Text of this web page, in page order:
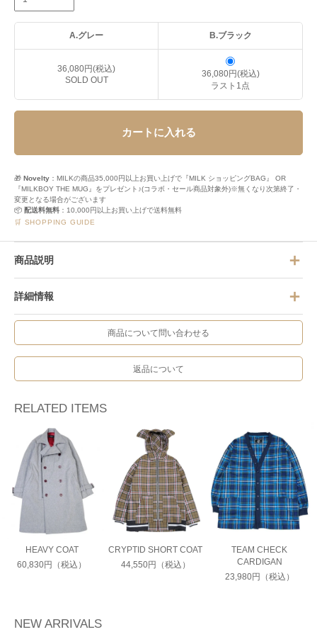
A.グレー B.ブラック
36,080円(税込)
SOLD OUT
36,080円(税込)
ラスト1点
カートに入れる
🎁 Novelty ：MILKの商品35,000円以上お買い上げで『MILK ショッピングBAG』 OR
『MILKBOY THE MUG』をプレゼント♪(コラボ・セール商品対象外)※無くなり次第終了・
変更となる場合がございます
📦 配送料無料 ：10,000円以上お買い上げで送料無料
🛒 SHOPPING GUIDE
商品説明
詳細情報
商品について問い合わせる
返品について
RELATED ITEMS
HEAVY COAT
60,830円（税込）
CRYPTID SHORT COAT
44,550円（税込）
TEAM CHECK
CARDIGAN
23,980円（税込）
NEW ARRIVALS